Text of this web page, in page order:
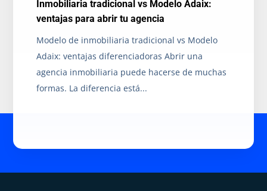
Inmobiliaria tradicional vs Modelo Adaix:
ventajas para abrir tu agencia
Modelo de inmobiliaria tradicional vs Modelo
Adaix: ventajas diferenciadoras Abrir una
agencia inmobiliaria puede hacerse de muchas
formas. La diferencia está...